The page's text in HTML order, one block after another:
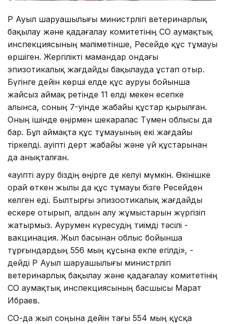
ҚР Ауыл шаруашылығы министрлігі ветеринарлық
бақылау және қадағалау комитетінің СҚО аумақтық
инспекциясының мәліметінше, Ресейде құс тұмауы
өршіген. Жергілікті мамандар ондағы
эпизотикалық жағдайды бақылауда ұстап отыр.
Бүгінге дейін көрші елде құс ауруы бойынша
жайсыз аймақ ретінде 11 елді мекен есепке
алынса, соның 7-уінде жабайы құстар қырылған.
Оның ішінде өңірмен шекаралас Түмен облысы да
бар. Бұл аймақта құс тұмауының екі жағдайы
тіркелді. Қауіпті дерт жабайы және үй құстарынан
да анықталған.
«Қауіпті ауру біздің өңірге де келуі мүмкін. Өкінішке
орай өткен жылы да құс тұмауы бізге Ресейден
келген еді. Былтырғы эпизоотикалық жағдайды
ескере отырып, алдын алу жұмыстарын жүргізіп
жатырмыз. Аурумен күресудің тиімді тәсілі -
вакцинация. Жыл басынан облыс бойынша
тұрғындардың 556 мың құсына екпе егілді», -
дейді ҚР Ауыл шаруашылығы министрлігі
ветеринарлық бақылау және қадағалау комитетінің
СҚО аумақтық инспекциясының басшысы Марат
Ибраев.
СҚО-да жыл соңына дейін тағы 554 мың құсқа